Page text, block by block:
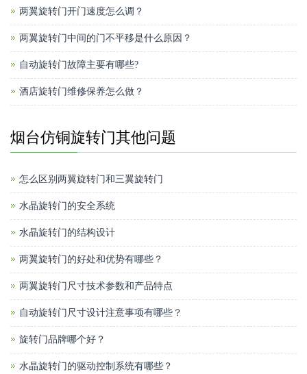
两翼旋转门开门速度怎么调？
两翼旋转门中间的门不平移是什么原因？
自动旋转门故障主要有哪些?
酒店旋转门维修保养怎么做？
烟台仿铜旋转门其他问题
怎么区别两翼旋转门和三翼旋转门
水晶旋转门的安全系统
水晶旋转门的结构设计
两翼旋转门的好处和优势有哪些？
两翼旋转门尺寸技术参数和产品特点
自动旋转门尺寸设计注意事项有哪些？
旋转门品牌哪个好？
水晶旋转门的驱动控制系统有哪些？